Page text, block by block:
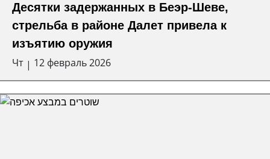
Десятки задержанных в Беэр-Шеве,
стрельба в районе Далет привела к
изъятию оружия
Чт | 12 февраль 2026